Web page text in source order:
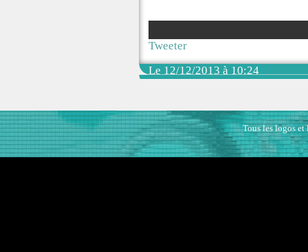
Tweeter
Le 12/12/2013 à 10:24
Tous les logos et